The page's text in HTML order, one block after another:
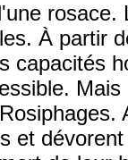
rosace.
À partir
capacités
et